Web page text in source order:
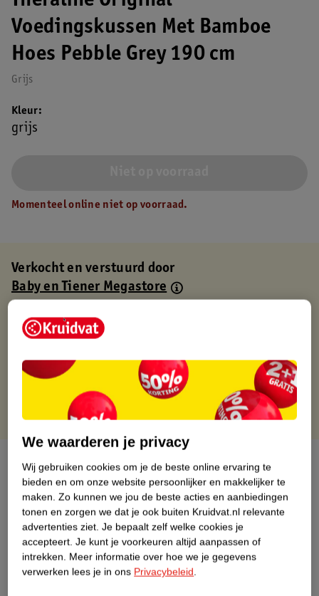
Voedingskussen Met Bamboe
Hoes Pebble Grey 190 cm
Grijs
Kleur
grijs
Momenteel online niet op voorraad.
Verkocht en verstuurd door
Baby en Tiener Megastore
Binnen 1 werkdag verstuurd
Gratis thuisbezorgd
Gratis punten met je Kruidvat kaart
Over dit product
Productinformatie
Nature Impact Score
Dit product heeft (nog) geen Nature
Impact Score.
We waarderen je privacy
Wij gebruiken cookies om je de beste online ervaring te
bieden en om onze website persoonlijker en makkelijker te
maken. Zo kunnen we jou de beste acties en aanbiedingen
tonen en zorgen we dat je ook buiten Kruidvat.nl relevante
advertenties ziet. Je bepaalt zelf welke cookies je
accepteert. Je kunt je voorkeuren altijd aanpassen of
intrekken. Meer informatie over hoe we je gegevens
verwerken lees je in ons Privacybeleid.